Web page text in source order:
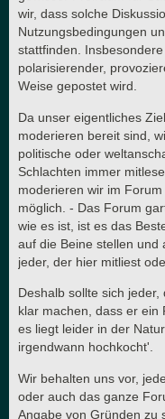
wir, dass solche
Nutzungsbedingungen
stattfinden.
polarisierender,
Weise gepostet wird.
Da unser eigentliches
moderieren bereit sind,
politische oder
Schlachten immer
moderieren wir im
möglich. - Das Forum
wie es ist, ist es das
auf die Beine stellen und
jeder, der hier mitliest
Deshalb sollte sich
klar machen, dass er ein
es liegt leider in der
irgendwann hochkocht'.
Wir behalten uns vor,
oder auch das ganze
Angabe von Gründen zu